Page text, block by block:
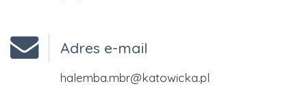
Adres e-mail
halemba.mbr@katowicka.pl